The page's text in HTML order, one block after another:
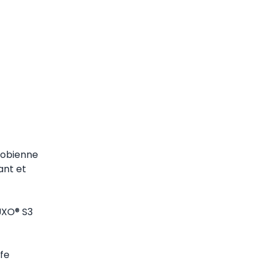
et
S3